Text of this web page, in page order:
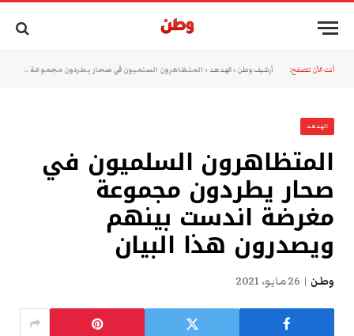
أنت الآن تتصفح: أرشيف وطن »الهدهد » المتظاهرون السلميون في صحار يطردون مجموعة مغرضة اندست بينهم ويصدرون هذا البيان
الهدهد
المتظاهرون السلميون في
صحار يطردون مجموعة
مغرضة اندست بينهم
ويصدرون هذا البيان
وطن 26 مايو، 2021